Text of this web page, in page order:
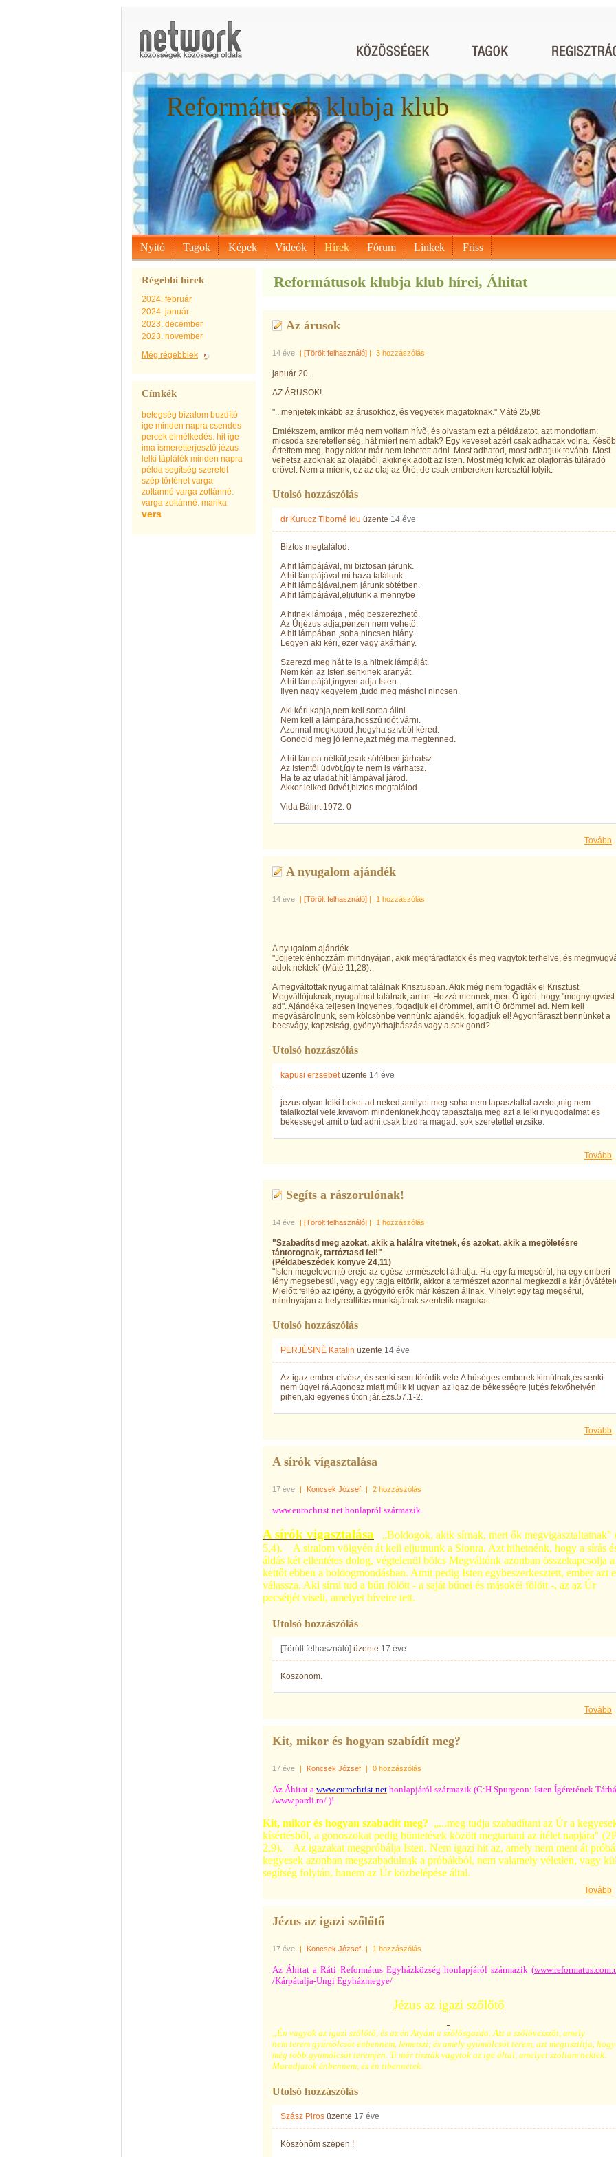
Reformátusok klubja klub
Nyitó Tagok Képek Videók Hírek Fórum Linkek Friss
Régebbi hírek
2024. február
2024. január
2023. december
2023. november
Még régebbiek
Címkék
betegség bizalom buzdító
ige minden napra csendes
percek elmélkedés. hit ige
ima ismeretterjesztő jézus
lelki táplálék minden napra
példa segítség szeretet
szép történet varga
zoltánné varga zoltánné.
varga zoltánné. marika
vers
Reformátusok klubja klub hírei, Áhitat
Az árusok
14 éve | [Törölt felhasználó] | 3 hozzászólás
január 20.
AZ ÁRUSOK!
"...menjetek inkább az árusokhoz, és vegyetek magatoknak." Máté 25,9b
Emlékszem, amikor még nem voltam hívõ, és olvastam ezt a példázatot, azt mondottam:
micsoda szeretetlenség, hát miért nem adtak? Egy keveset azért csak adhattak volna.
értettem meg, hogy akkor már nem lehetett adni. Most adhatod, most adhatjuk tovább. Most
vehetsz azoknak az olajából, akiknek adott az Isten. Most még folyik az olajforrás túláradó
erõvel. Nem a miénk, ez az olaj az Úré, de csak embereken keresztül folyik.
Utolsó hozzászólás
dr Kurucz Tiborné Idu üzente 14 éve
Biztos megtalálod.
A hit lámpájával, mi biztosan járunk.
A hit lámpájával mi haza találunk.
A hit lámpájával,nem járunk sötétben.
A hit lámpájával,eljutunk a mennybe
A hitnek lámpája , még beszerezhető.
Az Úrjézus adja,pénzen nem vehető.
A hit lámpában ,soha nincsen hiány.
Legyen aki kéri, ezer vagy akárhány.
Szerezd meg hát te is,a hitnek lámpáját.
Nem kéri az Isten,senkinek aranyát.
A hit lámpáját,ingyen adja Isten.
Ilyen nagy kegyelem ,tudd meg máshol nincsen.
Aki kéri kapja,nem kell sorba állni.
Nem kell a lámpára,hosszú időt várni.
Azonnal megkapod ,hogyha szívből kéred.
Gondold meg jó lenne,azt még ma megtenned.
A hit lámpa nélkül,csak sötétben járhatsz.
Az Istentől üdvöt,így te nem is várhatsz.
Ha te az utadat,hit lámpával járod.
Akkor lelked üdvét,biztos megtalálod.
Vida Bálint 1972. 0
Tovább
A nyugalom ajándék
14 éve | [Törölt felhasználó] | 1 hozzászólás
A nyugalom ajándék
"Jöjjetek énhozzám mindnyájan, akik megfáradtatok és meg vagytok terhelve, és
adok néktek" (Máté 11,28).
A megváltottak nyugalmat találnak Krisztusban. Akik még nem fogadták el Krisztust
Megváltójuknak, nyugalmat találnak, amint Hozzá mennek, mert Ő ígéri, hogy "megnyugvást
ad". Ajándéka teljesen ingyenes, fogadjuk el örömmel, amit Ő örömmel ad. Nem kell
megvásárolnunk, sem kölcsönbe vennünk: ajándék, fogadjuk el! Agyonfáraszt bennünket a
becsvágy, kapzsiság, gyönyörhajhászás vagy a sok gond?
Utolsó hozzászólás
kapusi erzsebetüzente 14 éve
jezus olyan lelki beket ad neked,amilyet meg soha nem tapasztaltal azelot,mig nem
talalkoztal vele.kivavom mindenkinek,hogy tapasztalja meg azt a lelki nyugodalmat es
bekesseget amit o tud adni,csak bizd ra magad. sok szeretettel erzsike.
Tovább
Segíts a rászorulónak!
14 éve | [Törölt felhasználó] | 1 hozzászólás
"Szabadítsd meg azokat, akik a halálra vitetnek, és azokat, akik a megöletésre
tántorognak, tartóztasd fel!"
(Példabeszédek könyve 24,11)
"Isten megelevenítő ereje az egész természetet áthatja. Ha egy fa megsérül, ha egy emberi
lény megsebesül, vagy egy tagja eltörik, akkor a természet azonnal megkezdi a kár
Mielőtt fellép az igény, a gyógyító erők már készen állnak. Mihelyt egy tag megsérül,
mindnyájan a helyreállítás munkájának szentelik magukat.
Utolsó hozzászólás
PERJÉSINÉ Katalin üzente 14 éve
Az igaz ember elvész, és senki sem törődik vele.A hűséges emberek kimúlnak,és senki
nem ügyel rá.Agonosz miatt múlik ki ugyan az igaz,de békességre jut;és fekvőhelyén
pihen,aki egyenes úton jár.Ézs.57.1-2.
Tovább
A sírók vígasztalása
17 éve | Koncsek József | 2 hozzászólás
www.eurochrist.net honlapról származik
A sírók vigasztalása
„Boldogok, akik sírnak, mert ők megvigasztaltatnak"
5,4).
A siralom völgyén át kell eljutnunk a Sionra. Azt hihetnénk, hogy a sírás
áldás két ellentétes dolog, végtelenül bölcs Megváltónk azonban összekapcsolja a
kettőt ebben a boldogmondásban. Amit pedig Isten egybeszerkesztett, ember azt
válassza. Aki sírni tud a bűn fölött - a saját bűnei és másokéi fölött -, az az Úr
pecsétjét viseli, amelyet híveire tett.
Utolsó hozzászólás
[Törölt felhasználó] üzente 17 éve
Köszönöm.
Tovább
Kit, mikor és hogyan szabídít meg?
17 éve | Koncsek József | 0 hozzászólás
Az Áhitat a www.eurochrist.net honlapjáról származik (C:H Spurgeon: Isten Ígéretének
/www.pardi.ro/ )!
Kit, mikor és hogyan szabadít meg? „...meg tudja szabadítani az Úr a
kísértésből, a gonoszokat pedig büntetések között megtartani az ítélet napjára"
2,9).
Az igazakat megpróbálja Isten. Nem igazi hit az, amely nem ment át
kegyesek azonban megszabadulnak a próbákból, nem valamely véletlen, vagy
segítség folytán, hanem az Úr közbelépése által.
Tovább
Jézus az igazi szőlőtő
17 éve | Koncsek József | 1 hozzászólás
Az Áhitat a Ráti Református Egyházközség honlapjáról származik (
/Kárpátalja-Ungi Egyházmegye/
Jézus az igazi szőlőtő
„Én vagyok az igazi szőlőtő, és az én Atyám a szőlősgazda. Azt a szőlővesszőt, amely
nem terem gyümölcsöt énbennem, lemetszi; és amely gyümölcsöt terem, azt megtisztítja, hogy
még több gyümölcsöt teremjen. Ti már tiszták vagytok az ige által, amelyet szóltam nektek.
Maradjatok énbennem, és én tibennetek.
Utolsó hozzászólás
Szász Piros üzente 17 éve
Köszönöm szépen !